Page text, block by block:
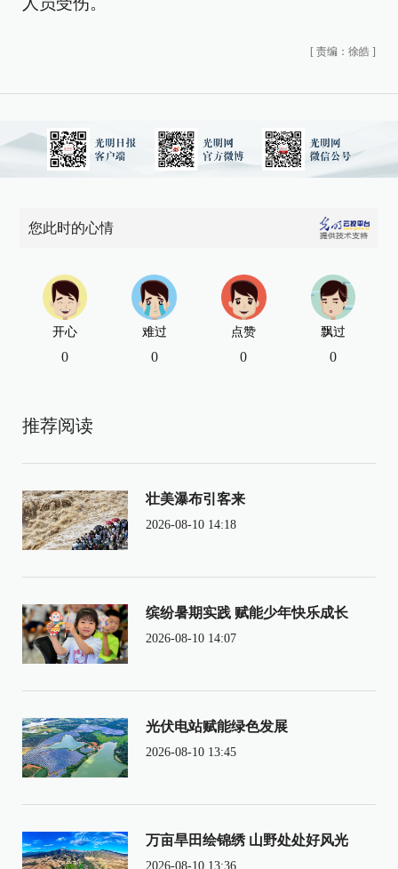
[ 责编：徐皓 ]
您此时的心情
开心
0
难过
0
点赞
0
飘过
0
推荐阅读
壮美瀑布引客来
2026-08-10 14:18
缤纷暑期实践 赋能少年快乐成长
2026-08-10 14:07
光伏电站赋能绿色发展
2026-08-10 13:45
万亩旱田绘锦绣 山野处处好风光
2026-08-10 13:36